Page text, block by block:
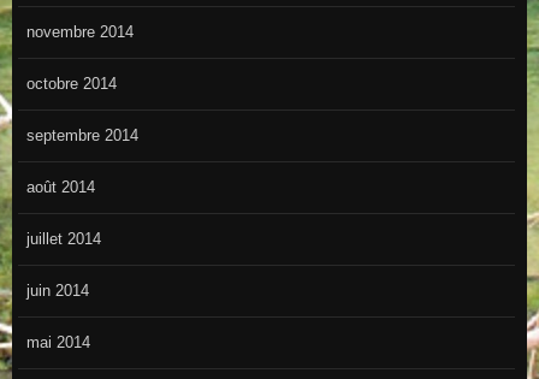
novembre 2014
octobre 2014
septembre 2014
août 2014
juillet 2014
juin 2014
mai 2014